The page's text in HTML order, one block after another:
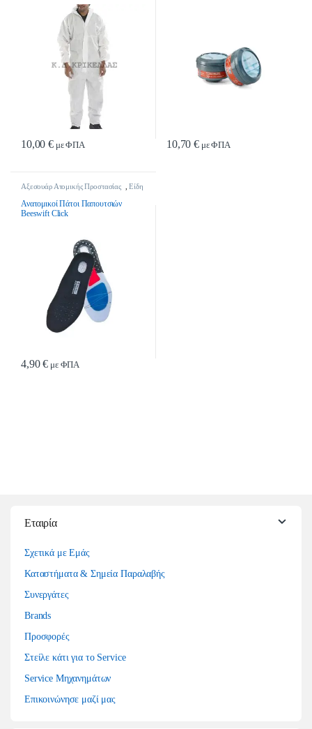
10,00€ με ΦΠΑ 10,70€ με ΦΠΑ
Αξεσουάρ Ατομικής Προστασίας ,Είδη
Ανατομικοί Πάτοι Παπουτσιών
Beeswift Click
4,90€ με ΦΠΑ
Εταιρία
Σχετικά με Εμάς
Καταστήματα & Σημεία Παραλαβής
Συνεργάτες
Brands
Προσφορές
Στείλε κάτι για το Service
Service Μηχανημάτων
Επικοινώνησε μαζί μας